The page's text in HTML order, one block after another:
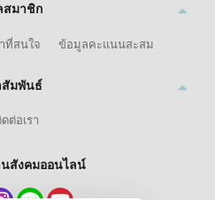
สมาชิก
ที่สนใจ ข้อมูลคะแนนสะสม
สัมพันธ์
ต่อเรา
สังคมออนไลน์